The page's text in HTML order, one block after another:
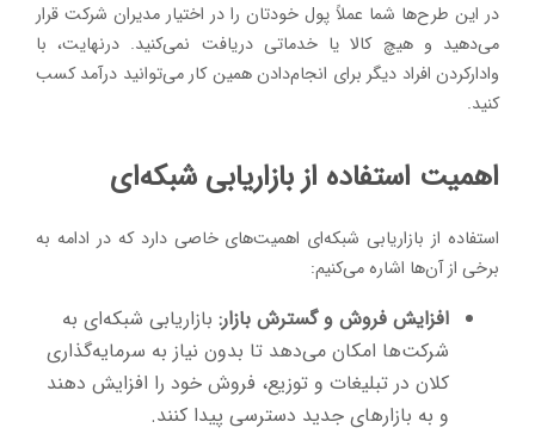
در این طرح‌ها شما عملاً پول خودتان را در اختیار مدیران شرکت قرار
می‌دهید و هیچ کالا یا خدماتی دریافت نمی‌کنید. درنهایت، با
وادارکردن افراد دیگر برای انجام‌دادن همین کار می‌توانید درآمد کسب
کنید.
اهمیت استفاده از بازاریابی شبکه‌ای
استفاده از بازاریابی شبکه‌ای اهمیت‌های خاصی دارد که در ادامه به
برخی از آن‌ها اشاره می‌کنیم:
افزایش فروش و گسترش بازار: بازاریابی شبکه‌ای به
شرکت‌ها امکان می‌دهد تا بدون نیاز به سرمایه‌گذاری
کلان در تبلیغات و توزیع، فروش خود را افزایش دهند
و به بازارهای جدید دسترسی پیدا کنند.